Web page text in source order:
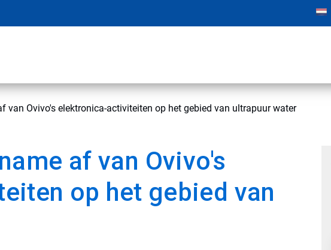
van Ovivo's elektronica-activiteiten op het gebied van ultrapuur water
af van Ovivo's
op het gebied van